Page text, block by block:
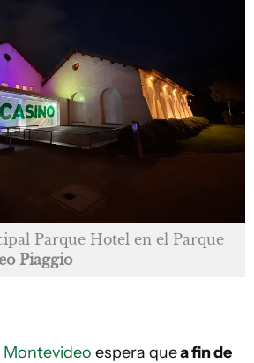
Parque Hotel en el Parque
Piaggio
espera quea fin de